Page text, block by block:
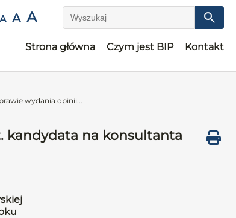
A A A Wyszukaj
Strona główna Czym jest BIP Kontakt
wydania opinii...
kandydata na konsultanta